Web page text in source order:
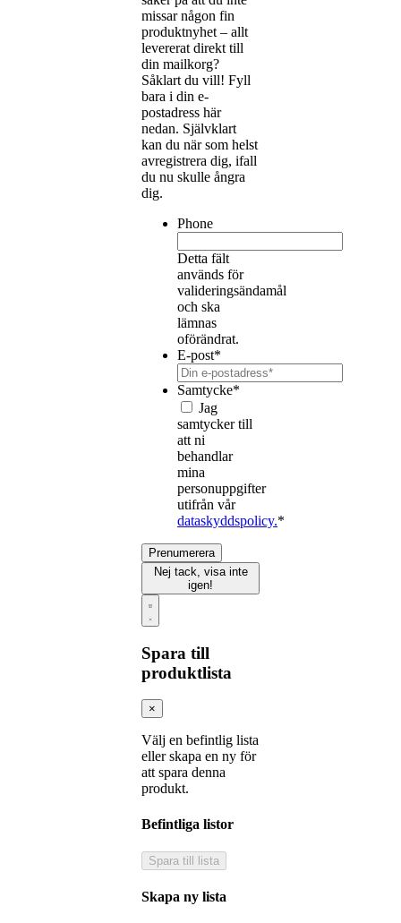
missar någon fin
produktnyhet – allt
levererat direkt till
din mailkorg?
Såklart du vill! Fyll
bara i din e-
postadress här
nedan. Självklart
kan du när som helst
avregistrera dig, ifall
du nu skulle ångra
dig.
Phone
Detta fält
används för
valideringsändamål
och ska
lämnas
oförändrat.
E-post*
Samtycke*
Jag
samtycker till
att ni
behandlar
mina
personuppgifter
utifrån vår
dataskyddspolicy.*
Prenumerera
Nej tack, visa inte
igen!
Spara till
produktlista
×
Välj en befintlig lista
eller skapa en ny för
att spara denna
produkt.
Befintliga listor
Spara till lista
Skapa ny lista